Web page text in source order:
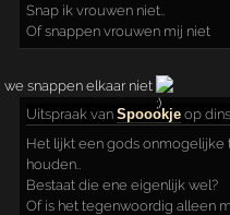
Snap ik vrouwen niet..
Of snappen vrouwen mij niet
we snappen elkaar niet
Uitspraak vanSpoookje op
Het lijkt een gods onmogelijke
houden..
Bestaat die ene eigenlijk wel?
Of is het tegenwoordig alleen